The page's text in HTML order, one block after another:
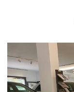
NEWS
NEWS